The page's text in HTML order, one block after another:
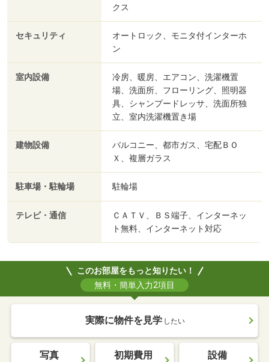
クス
セキュリティ
オートロック、モニタ付インターホ
ン
室内設備
冷房、暖房、エアコン、洗濯機置
場、洗面所、フローリング、照明器
具、シャンプードレッサ、洗面所独
立、室内洗濯機置き場
建物設備
バルコニー、都市ガス、宅配ＢＯ
Ｘ、複層ガラス
駐車場・駐輪場 駐輪場
テレビ・通信
ＣＡＴＶ、ＢＳ端子、インターネッ
ト無料、インターネット対応
このお部屋をもっと知りたい！
無料・簡単入力2項目
実際に物件を見学 したい
写真 初期費用 設備